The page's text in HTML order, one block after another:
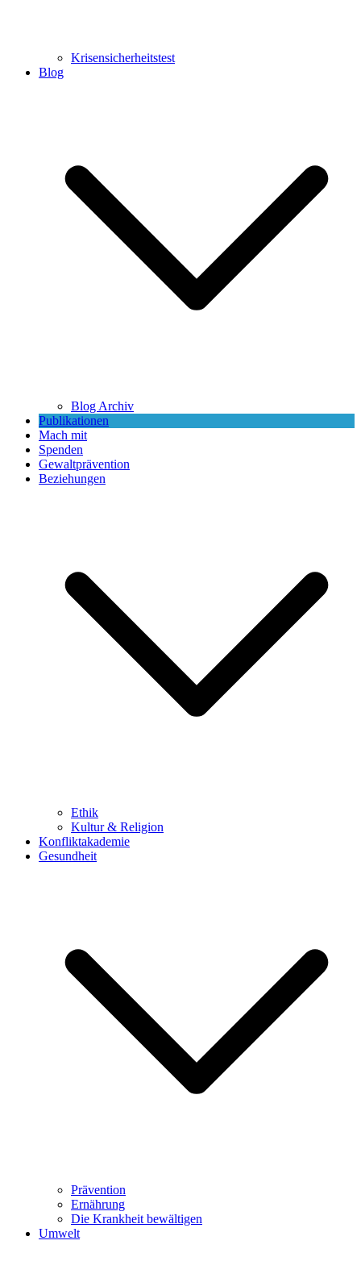
Krisensicherheitstest
Blog
Blog Archiv
Publikationen
Mach mit
Spenden
Gewaltprävention
Beziehungen
Ethik
Kultur & Religion
Konfliktakademie
Gesundheit
Prävention
Ernährung
Die Krankheit bewältigen
Umwelt